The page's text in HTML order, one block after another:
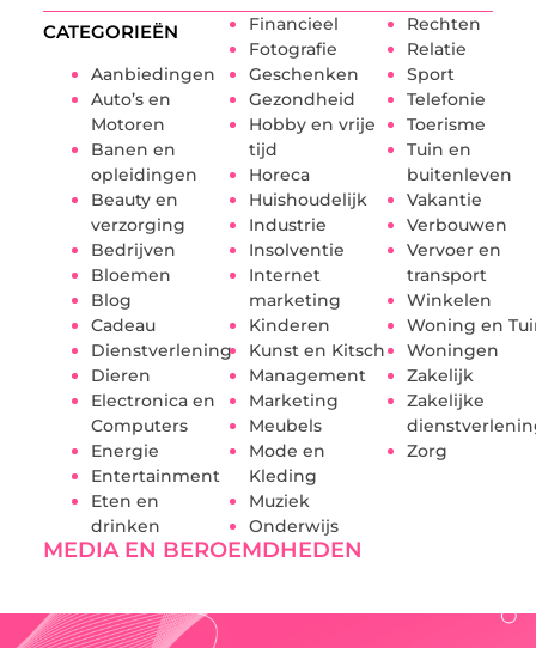
CATEGORIEËN
Aanbiedingen
Auto’s en
Motoren
Banen en
opleidingen
Beauty en
verzorging
Bedrijven
Bloemen
Blog
Cadeau
Dienstverlening
Dieren
Electronica en
Computers
Energie
Entertainment
Eten en
drinken
Financieel
Fotografie
Geschenken
Gezondheid
Hobby en vrije
tijd
Horeca
Huishoudelijk
Industrie
Insolventie
Internet
marketing
Kinderen
Kunst en Kitsch
Management
Marketing
Meubels
Mode en
Kleding
Muziek
Onderwijs
Rechten
Relatie
Sport
Telefonie
Toerisme
Tuin en
buitenleven
Vakantie
Verbouwen
Vervoer en
transport
Winkelen
Woning en
Woningen
Zakelijk
Zakelijke
Zorg
MEDIA EN BEROEMDHEDEN